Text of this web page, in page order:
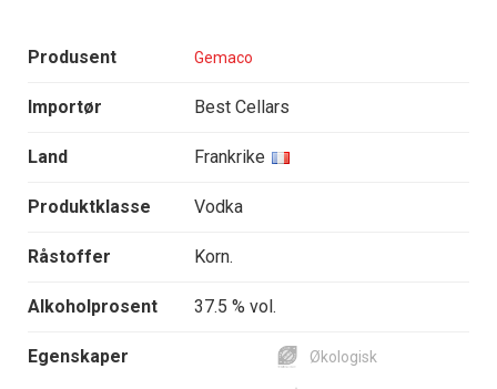
Produsent Gemaco
Importør Best Cellars
Land Frankrike
Produktklasse Vodka
Råstoffer Korn.
Alkoholprosent 37.5 % vol.
Egenskaper Økologisk